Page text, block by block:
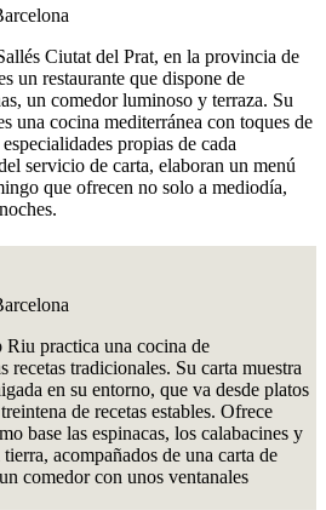
Ciutat del Prat, en la provincia de
un restaurante que dispone de
un comedor luminoso y terraza. Su
una cocina mediterránea con toques de
propias de cada
servicio de carta, elaboran un menú
que ofrecen no solo a mediodía,
Riu practica una cocina de
recetas tradicionales. Su carta muestra
en su entorno, que va desde platos
de recetas estables. Ofrece
base las espinacas, los calabacines y
acompañados de una carta de
comedor con unos ventanales